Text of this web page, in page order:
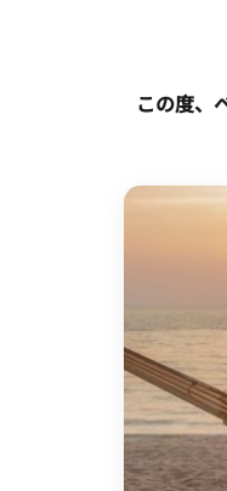
この度、